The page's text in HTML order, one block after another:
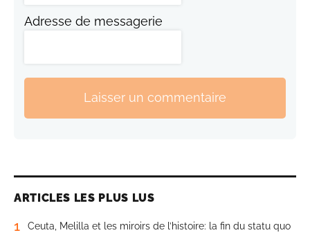
Adresse de messagerie
Laisser un commentaire
ARTICLES LES PLUS LUS
1 Ceuta, Melilla et les miroirs de l’histoire: la fin du statu quo